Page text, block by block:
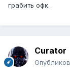
грабить офк.
Curator